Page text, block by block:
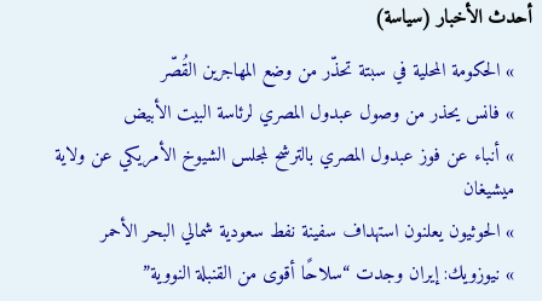
أحدث الأخبار (سياسة)
» الحكومة المحلية في سبتة تحذّر من وضع المهاجرين القُصّر
» فانس يحذر من وصول عبدول المصري لرئاسة البيت الأبيض
» أنباء عن فوز عبدول المصري بالترشح لمجلس الشيوخ الأمريكي عن ولاية
ميشيغان
» الحوثيون يعلنون استهداف سفينة نفط سعودية شمالي البحر الأحمر
» نيوزويك: إيران وجدت “سلاحًا أقوى من القنبلة النووية”